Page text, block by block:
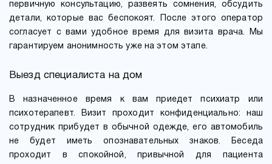
первичную консультацию, развеять сомнения, обсудить
детали, которые вас беспокоят. После этого оператор
согласует с вами удобное время для визита врача. Мы
гарантируем анонимность уже на этом этапе.
Выезд специалиста на дом
В назначенное время к вам приедет психиатр или
психотерапевт. Визит проходит конфиденциально: наш
сотрудник прибудет в обычной одежде, его автомобиль
не будет иметь опознавательных знаков. Беседа
проходит в спокойной, привычной для пациента